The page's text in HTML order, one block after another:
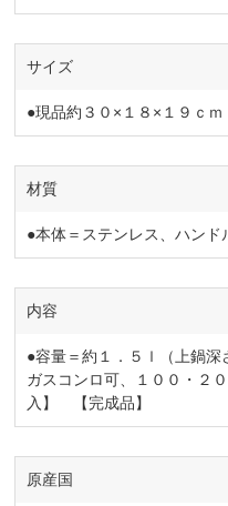
サイズ
●現品約３０×１８×１９ｃ
材質
●本体＝ステンレス、ハン
内容
●容量＝約１．５ｌ（上鍋
ガスコンロ可、１００・２
入】 【完成品】
原産国